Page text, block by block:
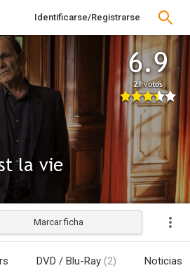
Identificarse/Registrarse
6.9
21 votos
la vie
Estrenada
Marcar ficha
DVD / Blu-Ray (2) Noticias